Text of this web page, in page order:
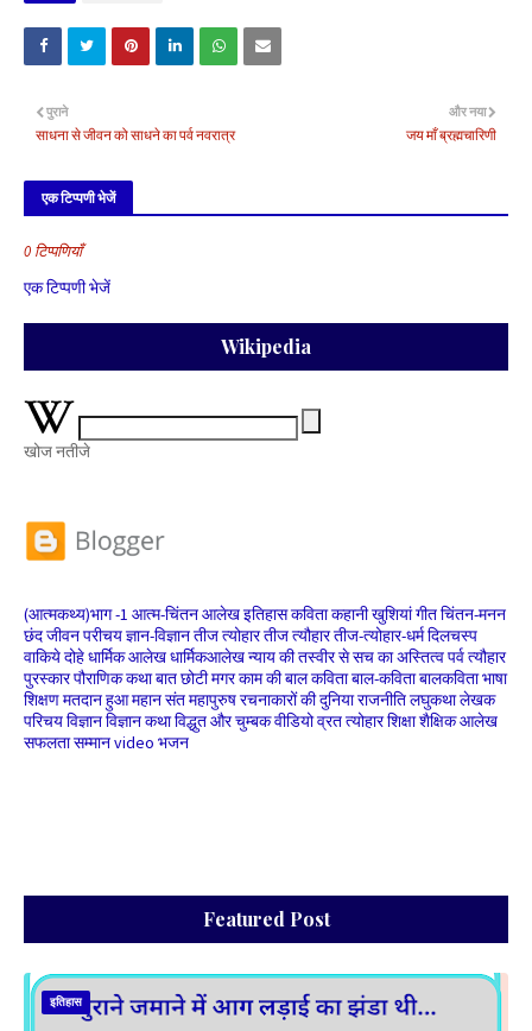
और नया
जय माँ ब्रह्मचारिणी
पुराने
साधना से जीवन को साधने का पर्व नवरात्र
एक टिप्पणी भेजें
0 टिप्पणियाँ
एक टिप्पणी भेजें
Wikipedia
खोज नतीजे
(आत्मकथ्य)भाग -1 आत्म-चिंतनआलेखइतिहासकविताकहानीखुशियांगीतचिंतन-मनन
छंदजीवन परीचयज्ञान-विज्ञानतीज त्योहारतीज त्यौहारतीज-त्योहार-धर्मदिलचस्प
वाकियेदोहेधार्मिक आलेखधार्मिकआलेखन्याय की तस्वीर से सच का अस्तित्वपर्व त्यौहार
पुरस्कारपौराणिक कथाबात छोटी मगर काम कीबाल कविताबाल-कविताबालकविताभाषा
शिक्षणमतदान हुआमहान संतमहापुरुषरचनाकारों की दुनियाराजनीतिलघुकथालेखक
परिचयविज्ञानविज्ञान कथाविद्धुत और चुम्बकवीडियोव्रत त्योहारशिक्षाशैक्षिक आलेख
सफलतासम्मानvideo भजन
Featured Post
इतिहास